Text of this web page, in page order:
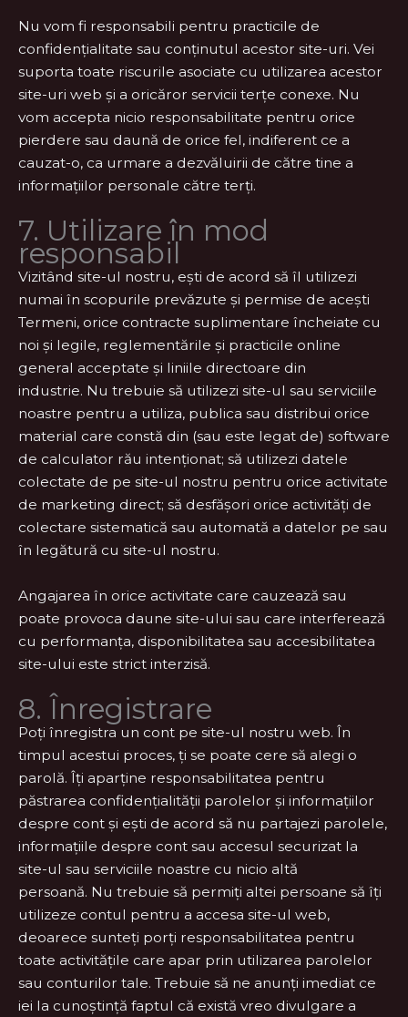
Nu vom fi responsabili pentru practicile de
confidențialitate sau conținutul acestor site-uri. Vei
suporta toate riscurile asociate cu utilizarea acestor
site-uri web și a oricăror servicii terțe conexe. Nu
vom accepta nicio responsabilitate pentru orice
pierdere sau daună de orice fel, indiferent ce a
cauzat-o, ca urmare a dezvăluirii de către tine a
informațiilor personale către terți.
7. Utilizare în mod
responsabil
Vizitând site-ul nostru, ești de acord să îl utilizezi
numai în scopurile prevăzute și permise de acești
Termeni, orice contracte suplimentare încheiate cu
noi și legile, reglementările și practicile online
general acceptate și liniile directoare din
industrie. Nu trebuie să utilizezi site-ul sau serviciile
noastre pentru a utiliza, publica sau distribui orice
material care constă din (sau este legat de) software
de calculator rău intenționat; să utilizezi datele
colectate de pe site-ul nostru pentru orice activitate
de marketing direct; să desfășori orice activități de
colectare sistematică sau automată a datelor pe sau
în legătură cu site-ul nostru.
Angajarea în orice activitate care cauzează sau
poate provoca daune site-ului sau care interferează
cu performanța, disponibilitatea sau accesibilitatea
site-ului este strict interzisă.
8. Înregistrare
Poți înregistra un cont pe site-ul nostru web. În
timpul acestui proces, ți se poate cere să alegi o
parolă. Îți aparține responsabilitatea pentru
păstrarea confidențialității parolelor și informațiilor
despre cont și ești de acord să nu partajezi parolele,
informațiile despre cont sau accesul securizat la
site-ul sau serviciile noastre cu nicio altă
persoană. Nu trebuie să permiți altei persoane să îți
utilizeze contul pentru a accesa site-ul web,
deoarece sunteți porți responsabilitatea pentru
toate activitățile care apar prin utilizarea parolelor
sau conturilor tale. Trebuie să ne anunți imediat ce
iei la cunoștință faptul că există vreo divulgare a